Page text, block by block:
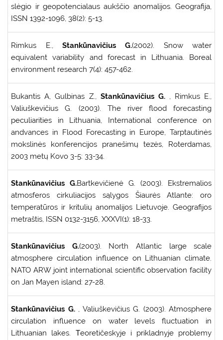
slėgio ir geopotencialaus aukščio anomalijos. Geografija,
ISSN 1392-1096, 38(2): 5-13.
Rimkus E.,Stankūnavičius G.(2002). Snow water
equivalent variability and forecast in Lithuania. Boreal
environment research 7(4): 457-462.
Bukantis A, Gulbinas Z., Stankūnavičius G. , Rimkus E.,
Valiuškevičius G. (2003). The river flood forecasting
peculiarities in Lithuania, International conference on
andvances in Flood Forecasting in Europe, Tarptautinės
mokslinės konferencijos pranešimų tezės, Roterdamas,
2003 metų Kovo 3-5: 33-34.
Stankūnavičius G.Bartkevičienė G. (2003). Ekstremalios
atmosferos cirkuliacijos sąlygos Šiaurės Atlante: oro
temperatūros ir kritulių anomalijos Lietuvoje. Geografijos
metraštis, ISSN 0132-3156, XXXVI(1): 18-33.
Stankūnavičius G.(2003). North Atlantic large scale
atmosphere circulation influence on Lithuanian climate.
NATO ARW joint international scientific observation facility
on Jan Mayen island: 27-28.
Stankūnavičius G. , Valiuškevičius G. (2003). Atmosphere
circulation influence on water levels fluctuation in
Lithuanian lakes. Тeoretičeskyje i prikladnyje problemy